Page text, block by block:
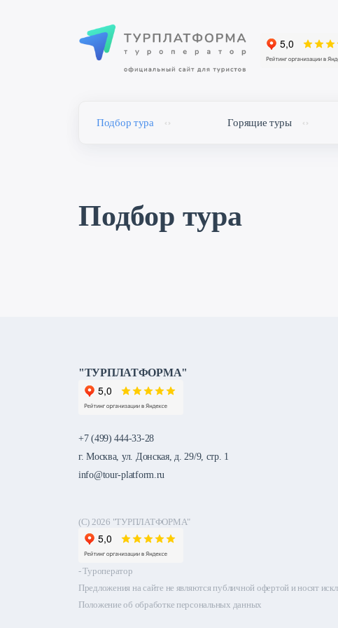
Подбор тура Горящие туры
Подбор тура
"ТУРПЛАТФОРМА"
+7 (499) 444-33-28
г. Москва, ул. Донская, д. 29/9, стр. 1
info@tour-platform.ru
(C) 2026 "ТУРПЛАТФОРМА"
- Туроператор
Предложения на сайте не являются публичной офертой и носят
Положение об обработке персональных данных